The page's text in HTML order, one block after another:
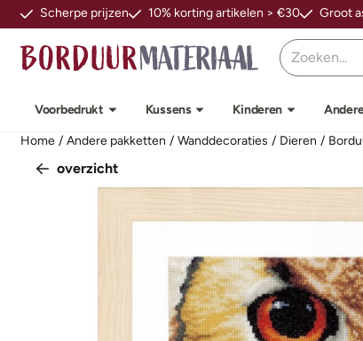
Cookievoorkeuren zijn beschikbaar. Kies instellingen of
Scherpe prijzen 10% korting artikelen > €30 Groot
Zoeken
Voorbedrukt Kussens Kinderen
Home / Andere pakketten / Wanddecoraties / Dieren /
overzicht